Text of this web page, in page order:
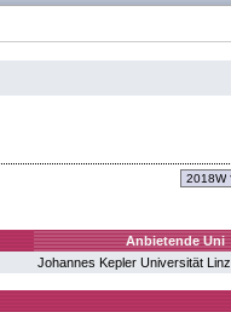
Anbietende Uni
Johannes Kepler Universität Linz